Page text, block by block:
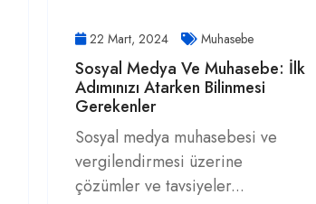
22 Mart, 2024 Muhasebe
Sosyal Medya Ve Muhasebe: İlk
Adımınızı Atarken Bilinmesi
Gerekenler
Sosyal medya muhasebesi ve
vergilendirmesi üzerine
çözümler ve tavsiyeler...